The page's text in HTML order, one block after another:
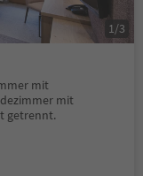
mit
mit
getrennt.
1 /3